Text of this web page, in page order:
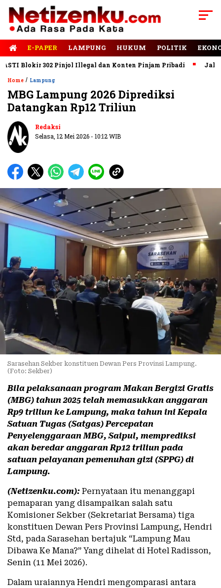
E-PAPER LAMPUNG HUKUM POLITIK
302 Pinjol Illegal dan Konten Pinjam Pribadi Jalan
Home / Lampung
MBG Lampung 2026 Diprediksi
Datangkan Rp12 Triliun
Redaksi
Selasa, 12 Mei 2026 - 10:12 WIB
Sarasehan Sekber konstituen Dewan Pers Provinsi Lampung.
(Foto: Sekber)
Bila pelaksanaan program Makan Bergizi Gratis
(MBG) tahun 2025 telah memasukkan anggaran
Rp9 triliun ke Lampung, maka tahun ini Kepala
Satuan Tugas (Satgas) Percepatan
Penyelenggaraan MBG, Saipul, memprediksi
akan beredar anggaran Rp12 triliun pada
satuan pelayanan pemenuhan gizi (SPPG) di
Lampung.
(Netizenku.com): Pernyataan itu menanggapi
pemaparan yang disampaikan salah satu
Komisioner Sekber (Sekretariat Bersama) tiga
konstituen Dewan Pers Provinsi Lampung, Hendri
Std, pada Sarasehan bertajuk “Lampung Mau
Dibawa Ke Mana?” Yang dihelat di Hotel Radisson,
Senin (11 Mei 2026).
Dalam uraiannya Hendri mengomparasi antara